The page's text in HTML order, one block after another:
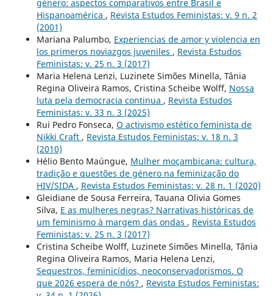
género: aspectos comparativos entre Brasil e
Hispanoamérica , Revista Estudos Feministas: v. 9 n. 2
(2001)
Mariana Palumbo, Experiencias de amor y violencia en
los primeros noviazgos juveniles , Revista Estudos
Feministas: v. 25 n. 3 (2017)
Maria Helena Lenzi, Luzinete Simões Minella, Tânia
Regina Oliveira Ramos, Cristina Scheibe Wolff, Nossa
luta pela democracia continua , Revista Estudos
Feministas: v. 33 n. 3 (2025)
Rui Pedro Fonseca, O activismo estético feminista de
Nikki Craft , Revista Estudos Feministas: v. 18 n. 3
(2010)
Hélio Bento Maúngue, Mulher moçambicana: cultura,
tradição e questões de género na feminização do
HIV/SIDA , Revista Estudos Feministas: v. 28 n. 1 (2020)
Gleidiane de Sousa Ferreira, Tauana Olivia Gomes
Silva, E as mulheres negras? Narrativas históricas de
um feminismo à margem das ondas , Revista Estudos
Feministas: v. 25 n. 3 (2017)
Cristina Scheibe Wolff, Luzinete Simões Minella, Tânia
Regina Oliveira Ramos, Maria Helena Lenzi,
Sequestros, feminicídios, neoconservadorismos. O
que 2026 espera de nós? , Revista Estudos Feministas: